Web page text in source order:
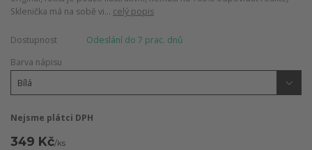
Sklenička má na sobě vi... celý popis
Dostupnost
Odeslání do 7 prac. dnů
Barva nápisu
Nejsme plátci DPH
349 Kč/ks